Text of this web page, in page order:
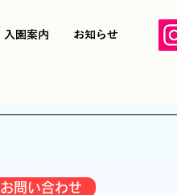
入園案内 お知らせ
お問い合わせ